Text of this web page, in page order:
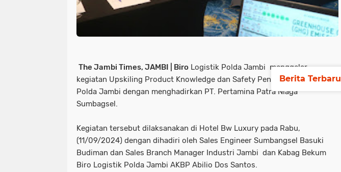
The Jambi Times, JAMBI | Biro Logistik Polda Jambi menggelar
kegiatan Upskiling Product Knowledge dan Safety Penerimaan BBM
Polda Jambi dengan menghadirkan PT. Pertamina Patra Niaga
Sumbagsel.
Kegiatan tersebut dilaksanakan di Hotel Bw Luxury pada Rabu,
(11/09/2024) dengan dihadiri oleh Sales Engineer Sumbangsel Basuki
Budiman dan Sales Branch Manager Industri Jambi dan Kabag Bekum
Biro Logistik Polda Jambi AKBP Abilio Dos Santos.
Berita Terbaru